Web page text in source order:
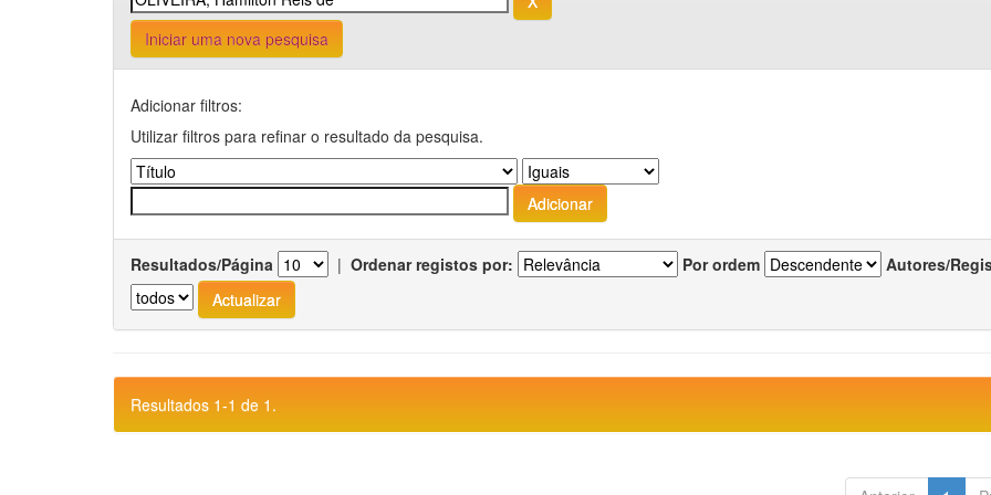
Iniciar uma nova pesquisa
Adicionar filtros:
Utilizar filtros para refinar o resultado da pesquisa.
Resultados/Página | Ordenar registos por: Por ordem Autores/
Resultados 1-1 de 1.